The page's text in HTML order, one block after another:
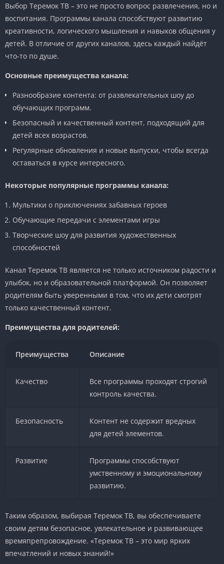
Выбор Теремок ТВ – это не просто вопрос развлечения, но и
воспитания. Программы канала способствуют развитию
креативности, логического мышления и навыков общения у
детей. В отличие от других каналов, здесь каждый найдёт
что-то по душе.
Основные преимущества канала:
Разнообразие контента: от развлекательных шоу до
обучающих программ.
Безопасный и качественный контент, подходящий для
детей всех возрастов.
Регулярные обновления и новые выпуски, чтобы всегда
оставаться в курсе интересного.
Некоторые популярные программы канала:
Мультики о приключениях забавных героев
Обучающие передачи с элементами игры
Творческие шоу для развития художественных
способностей
Канал Теремок ТВ является не только источником радости и
улыбок, но и образовательной платформой. Он позволяет
родителям быть уверенными в том, что их дети смотрят
только качественный контент.
Преимущества для родителей:
Преимущества Описание
Качество
Все программы проходят строгий
контроль качества.
Безопасность
Контент не содержит вредных
для детей элементов.
Развитие
Программы способствуют
умственному и эмоциональному
развитию.
Таким образом, выбирая Теремок ТВ, вы обеспечиваете
своим детям безопасное, увлекательное и развивающее
времяпрепровождение. «Теремок ТВ – это мир ярких
впечатлений и новых знаний!»